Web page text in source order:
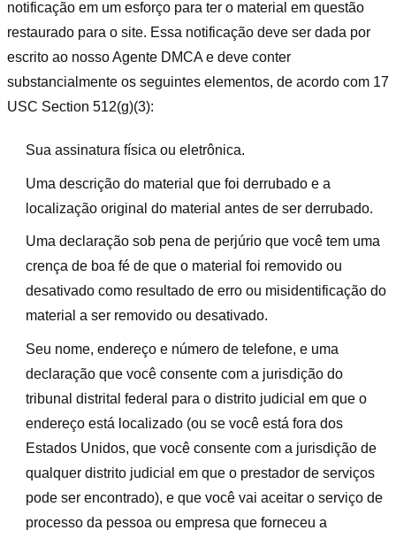
notificação em um esforço para ter o material em questão
restaurado para o site. Essa notificação deve ser dada por
escrito ao nosso Agente DMCA e deve conter
substancialmente os seguintes elementos, de acordo com 17
USC Section 512(g)(3):
Sua assinatura física ou eletrônica.
Uma descrição do material que foi derrubado e a
localização original do material antes de ser derrubado.
Uma declaração sob pena de perjúrio que você tem uma
crença de boa fé de que o material foi removido ou
desativado como resultado de erro ou misidentificação do
material a ser removido ou desativado.
Seu nome, endereço e número de telefone, e uma
declaração que você consente com a jurisdição do
tribunal distrital federal para o distrito judicial em que o
endereço está localizado (ou se você está fora dos
Estados Unidos, que você consente com a jurisdição de
qualquer distrito judicial em que o prestador de serviços
pode ser encontrado), e que você vai aceitar o serviço de
processo da pessoa ou empresa que forneceu a